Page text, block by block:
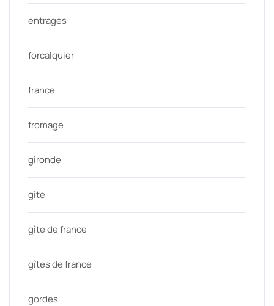
entrages
forcalquier
france
fromage
gironde
gite
gîte de france
gîtes de france
gordes